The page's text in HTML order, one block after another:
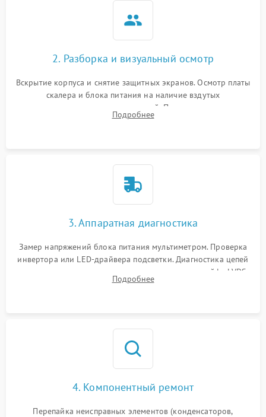
2. Разборка и визуальный осмотр
Вскрытие корпуса и снятие защитных экранов. Осмотр платы
скалера и блока питания на наличие вздутых
конденсаторов, прогаров, окислений. Проверка надежности
контактов и целостности шлейфов матрицы.
Подробнее
3. Аппаратная диагностика
Замер напряжений блока питания мультиметром. Проверка
инвертора или LED-драйвера подсветки. Диагностика цепей
питания скалера и тестирование сигналов на шлейфе LVDS
Подробнее
4. Компонентный ремонт
Перепайка неисправных элементов (конденсаторов,